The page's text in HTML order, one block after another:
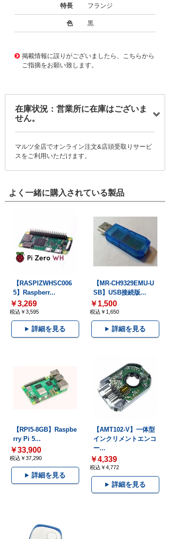
特長 フランジ
色 黒
掲載情報に誤りがございましたら、こちらから
ご指摘をお願い致します。
在庫状況：営業所に在庫はございま
せん。
マルツ全店でオンライン注文&店頭受取りサービ
スをご利用いただけます。
よく一緒に購入されている製品
【RASPIZWHSC006
5】Raspberr...
￥3,269
税込￥3,595
詳細を見る
【MR-CH9329EMU-U
SB】USB接続版...
￥1,500
税込￥1,650
詳細を見る
【RPI5-8GB】Raspbe
rry Pi 5...
￥33,900
税込￥37,290
詳細を見る
【AMT102-V】一体型
インクリメントエンコ
ー...
￥4,339
税込￥4,772
詳細を見る